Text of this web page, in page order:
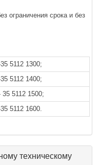
ограничения срока и без
5112 1300;
5112 1400;
35 5112 1500;
5112 1600.
техническому